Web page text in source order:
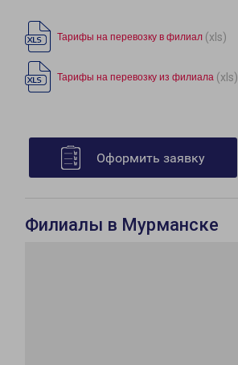
Тарифы на перевозку в филиал (xls)
Тарифы на перевозку из филиала (xls)
Оформить заявку
Филиалы в Мурманске